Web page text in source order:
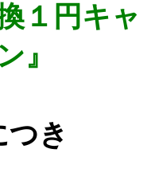
１円キャ
』
つき